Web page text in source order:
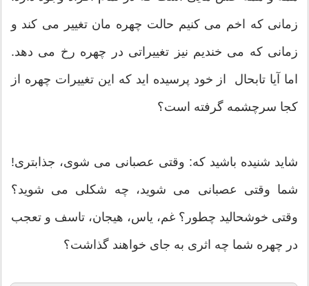
زمانی که اخم می کنیم حالت چهره مان تغییر می کند و
زمانی که می خندیم نیز تغییراتی در چهره رخ می دهد.
اما آیا تابحال از خود پرسیده اید که این تغییرات چهره از
کجا سرچشمه گرفته است؟
شاید شنیده باشید که: وقتی عصبانی می شوی، جذابتری!
شما وقتی عصبانی می شوید، چه شكلی می شوید؟
وقتی خوشحالید چطور؟ غم، یاس، هیجان، تاسف و تعجب
در چهره شما چه اثری به جای خواهند گذاشت؟